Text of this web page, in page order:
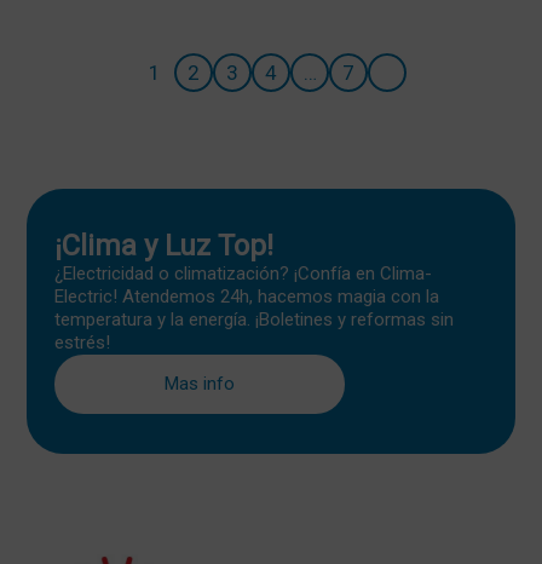
1 2 3 4 7
¡Clima y Luz Top!
¿Electricidad o climatización? ¡Confía en Clima-
Electric! Atendemos 24h, hacemos magia con la
temperatura y la energía. ¡Boletines y reformas sin
estrés!
Mas info